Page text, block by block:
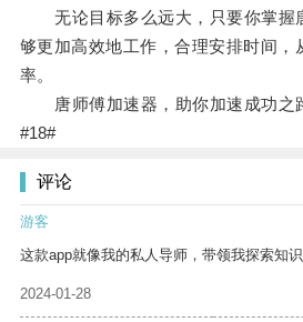
无论目标多么远大，只要你掌握
够更加高效地工作，合理安排时间，
率。
唐师傅加速器，助你加速成功之
#18#
评论
游客
这款app就像我的私人导师，带领我探索知识
2024-01-28